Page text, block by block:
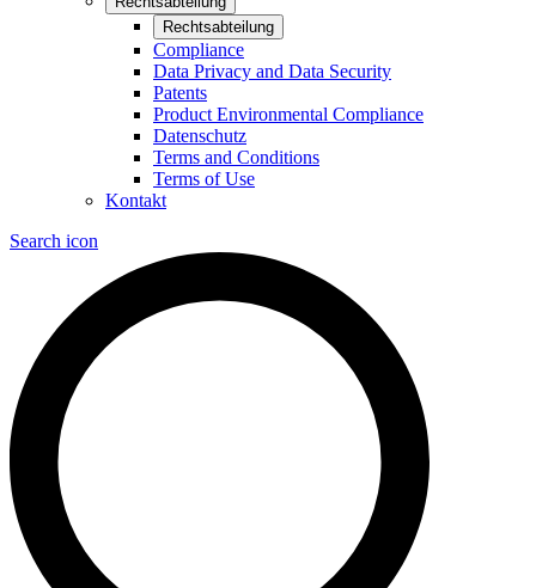
Rechtsabteilung
Compliance
Data Privacy and Data Security
Patents
Product Environmental Compliance
Datenschutz
Terms and Conditions
Terms of Use
Kontakt
Search icon